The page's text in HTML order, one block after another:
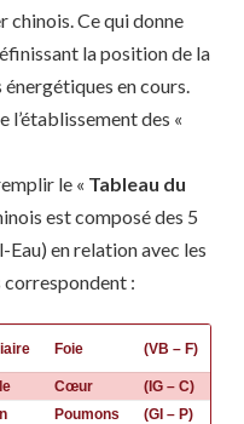
chinois. Ce qui donne
la position de la
en cours.
des «
le « Tableau du
est composé des 5
en relation avec les
correspondent :
Foie (VB – F)
Cœur
(IG – C)
Poumons (GI – P)